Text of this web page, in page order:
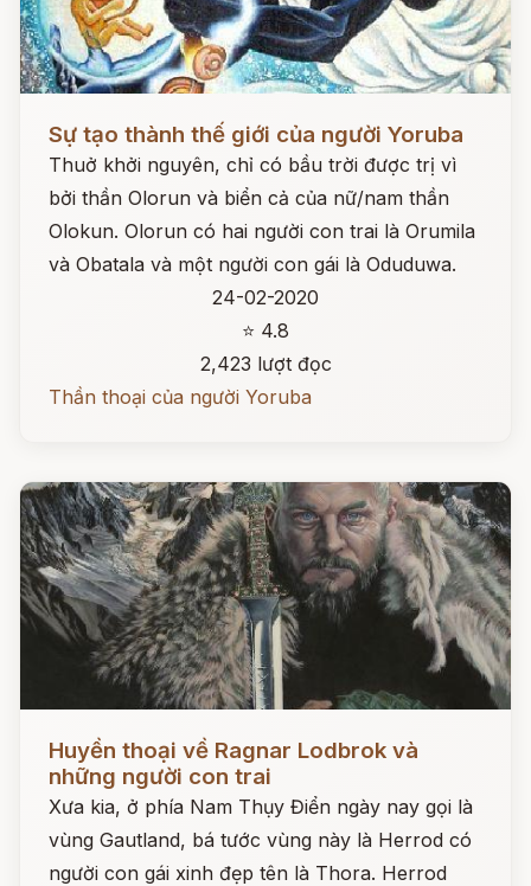
Sự tạo thành thế giới của người Yoruba
Thuở khởi nguyên, chỉ có bầu trời được trị vì
bởi thần Olorun và biển cả của nữ/nam thần
Olokun. Olorun có hai người con trai là Orumila
và Obatala và một người con gái là Oduduwa.
24-02-2020
⭐ 4.8
2,423 lượt đọc
Thần thoại của người Yoruba
Đọc ngay
Huyền thoại về Ragnar Lodbrok và
những người con trai
Xưa kia, ở phía Nam Thụy Điển ngày nay gọi là
vùng Gautland, bá tước vùng này là Herrod có
người con gái xinh đẹp tên là Thora. Herrod